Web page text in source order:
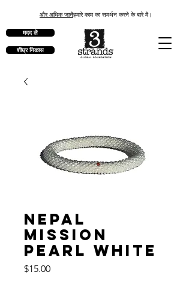
और अधिक जानेंहमारे काम का समर्थन करने के बारे में।
मदद लें
शीघ्र निकास
Nepal
Mission
Pearl White
$15.00मूल्य